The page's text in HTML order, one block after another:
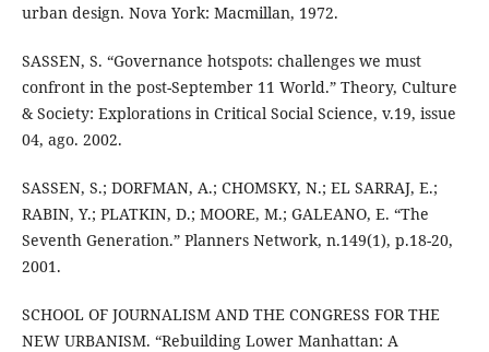
urban design. Nova York: Macmillan, 1972.
SASSEN, S. “Governance hotspots: challenges we must
confront in the post-September 11 World.” Theory, Culture
& Society: Explorations in Critical Social Science, v.19, issue
04, ago. 2002.
SASSEN, S.; DORFMAN, A.; CHOMSKY, N.; EL SARRAJ, E.;
RABIN, Y.; PLATKIN, D.; MOORE, M.; GALEANO, E. “The
Seventh Generation.” Planners Network, n.149(1), p.18-20,
2001.
SCHOOL OF JOURNALISM AND THE CONGRESS FOR THE
NEW URBANISM. “Rebuilding Lower Manhattan: A